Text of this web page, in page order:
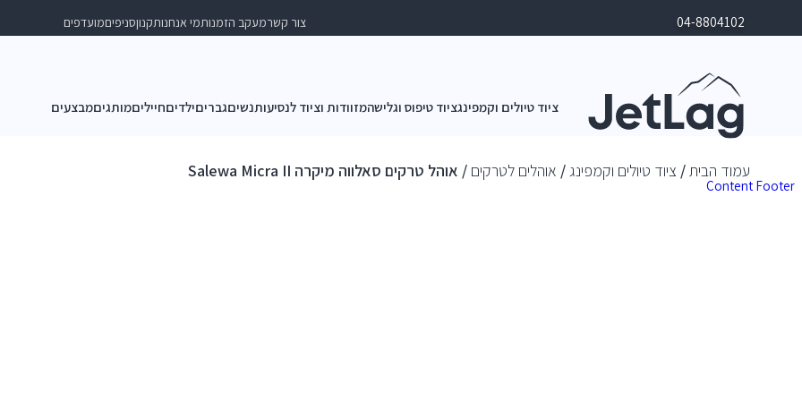
Content Footer
04-8804102 צור קשרמעקב הזמנותמי אנחנותקנוןסניפיםמועדפים
ציוד טיולים וקמפינגציוד טיפוס וגלישהמזוודות וציוד לנסיעותנשיםגבריםילדיםחייליםמותגיםמבצעים
עמוד הבית/ ציוד טיולים וקמפינג/ אוהלים לטרקים / אוהל טרקים סאלווה מיקרה Salewa Micra II